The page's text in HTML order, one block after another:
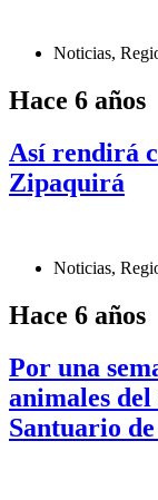
Noticias,
Hace 6 años
Así rendirá
Zipaquirá
Noticias,
Hace 6 años
Por una
animales
Santuario